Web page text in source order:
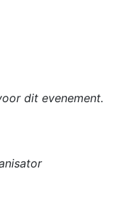
dit evenement.